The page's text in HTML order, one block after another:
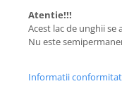
Atentie!!!
Acest lac de unghii se
Nu este
Informatii